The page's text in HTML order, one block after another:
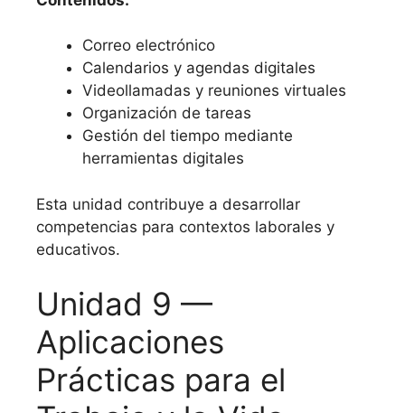
Correo electrónico
Calendarios y agendas digitales
Videollamadas y reuniones virtuales
Organización de tareas
Gestión del tiempo mediante
herramientas digitales
Esta unidad contribuye a desarrollar
competencias para contextos laborales y
educativos.
Unidad 9 —
Aplicaciones
Prácticas para el